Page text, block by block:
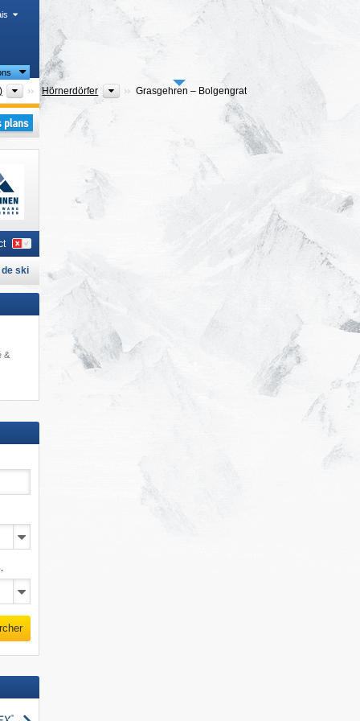
Arrondissements (Landkreise)
Hörnerdörfer Régions touristiques
Grasgehren – Bolgengrat
ski
&